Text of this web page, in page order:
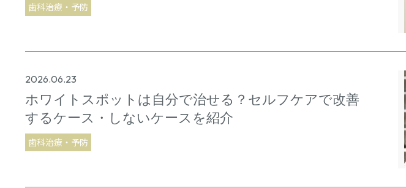
歯科治療・予防
2026.06.23
ホワイトスポットは自分で治せる？セルフケアで改善
するケース・しないケースを紹介
歯科治療・予防